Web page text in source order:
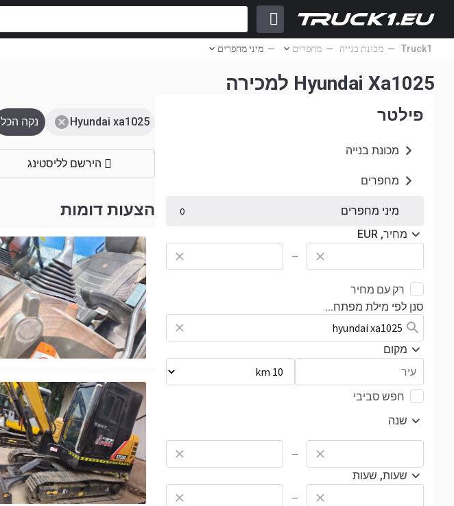
Truck1 מכונת בנייה מחפרים מיני מחפרים
Hyundai Xa1025 למכירה
פילטר
מכונת בנייה
מחפרים
מיני מחפרים 0
מחיר, EUR
—
רק עם מחיר
סנן לפי מילת מפתח...
מקום
חפש סביבי
שנה
—
שעות, שעות
—
Hyundai xa1025 נקה הכל
הירשם לליסטינג
הצעות דומות